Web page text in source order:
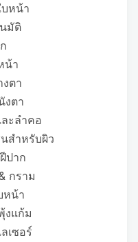
บหน้า
มัติ
น้า
ตา
งตา
ะลำคอ
สำหรับผิว
ปาก
กราม
หน้า
งแก้ม
เซอร์